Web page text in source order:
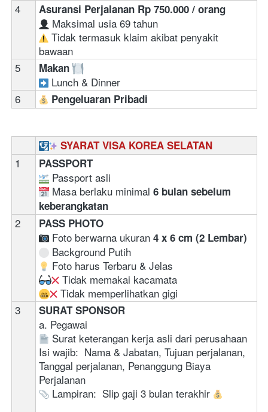
4
Asuransi Perjalanan Rp 750.000 / orang
Maksimal usia 69 tahun
Tidak termasuk klaim akibat penyakit
bawaan
5
Makan
Lunch & Dinner
6
Pengeluaran Pribadi
SYARAT VISA KOREA SELATAN
1 PASSPORT
Passport asli
Masa berlaku minimal 6 bulan sebelum
keberangkatan
2 PASS PHOTO
Foto berwarna ukuran 4 x 6 cm (2 Lembar)
Background Putih
Foto harus Terbaru & Jelas
Tidak memakai kacamata
Tidak memperlihatkan gigi
3
SURAT SPONSOR
a. Pegawai
Surat keterangan kerja asli dari perusahaan
Isi wajib:  Nama & Jabatan, Tujuan perjalanan,
Tanggal perjalanan, Penanggung Biaya
Perjalanan
Lampiran:  Slip gaji 3 bulan terakhir